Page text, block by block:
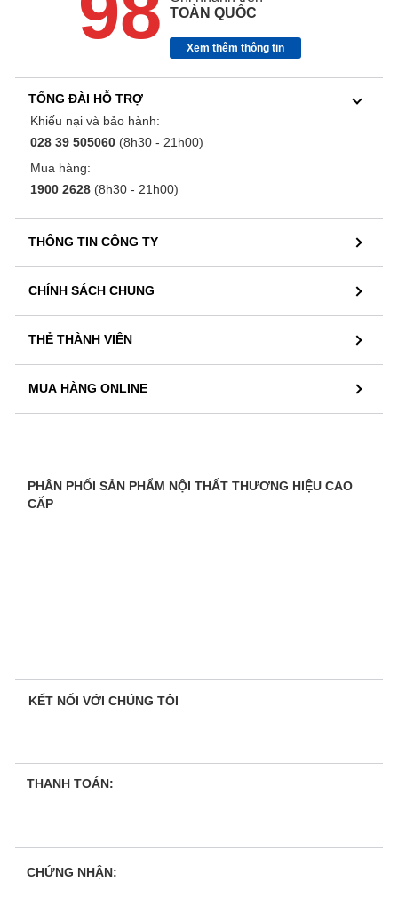
TOÀN QUỐC
Xem thêm thông tin
TỔNG ĐÀI HỖ TRỢ
Khiếu nại và bảo hành:
028 39 505060 (8h30 - 21h00)
Mua hàng:
1900 2628 (8h30 - 21h00)
THÔNG TIN CÔNG TY
CHÍNH SÁCH CHUNG
THẺ THÀNH VIÊN
MUA HÀNG ONLINE
PHÂN PHỐI SẢN PHẨM NỘI THẤT THƯƠNG HIỆU CAO
CẤP
KẾT NỐI VỚI CHÚNG TÔI
THANH TOÁN:
CHỨNG NHẬN: